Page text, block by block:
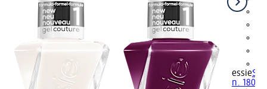
essie
n. 180,